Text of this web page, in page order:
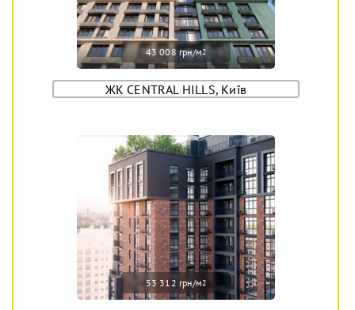
43 008 грн/м2
ЖК CENTRAL HILLS, Київ
53 312 грн/м2